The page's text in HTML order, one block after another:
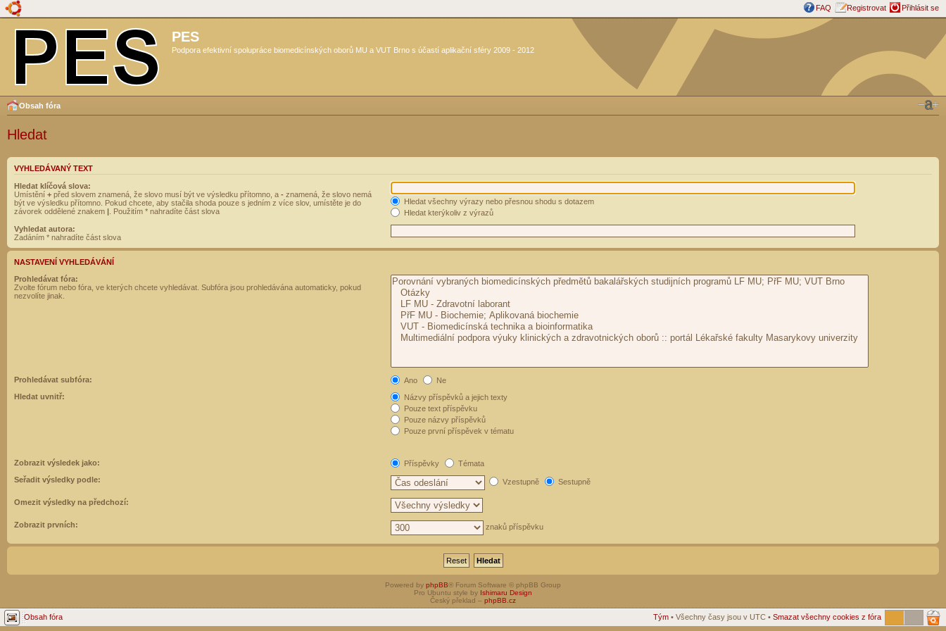
FAQ Registrovat Přihlásit se
PES
Podpora efektivní spolupráce biomedicínských oborů MU a VUT Brno s účastí aplikační sféry 2009 - 2012
Obsah fóra
Hledat
VYHLEDÁVANÝ TEXT
Hledat klíčová slova:
Umístění + před slovem znamená, že slovo musí být ve výsledku přítomno, a - znamená, že slovo nemá
být ve výsledku přítomno. Pokud chcete, aby stačila shoda pouze s jedním z více slov, umístěte je do
závorek oddělené znakem | . Použitím * nahradíte část slova
Hledat všechny výrazy nebo přesnou shodu s dotazem
Hledat kterýkoliv z výrazů
Vyhledat autora:
Zadáním * nahradíte část slova
NASTAVENÍ VYHLEDÁVÁNÍ
Prohledávat fóra:
Zvolte fórum nebo fóra, ve kterých chcete vyhledávat. Subfóra jsou prohledávána automaticky, pokud
nezvolíte jinak.
Prohledávat subfóra: Ano
Ne
Hledat uvnitř:
Názvy příspěvků a jejich texty
Pouze text příspěvku
Pouze názvy příspěvků
Pouze první příspěvek v tématu
Zobrazit výsledek jako: Příspěvky
Témata
Seřadit výsledky podle:
Vzestupně Sestupně
Omezit výsledky na předchozí:
Zobrazit prvních: znaků příspěvku
Powered by phpBB® Forum Software © phpBB Group
Pro Ubuntu style by Ishimaru Design
Český překlad – phpBB.cz
Obsah fóra Tým • Všechny časy jsou v UTC • Smazat všechny cookies z fóra